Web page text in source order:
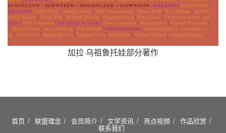
加拉·乌祖鲁托娃部分著作
首页 联盟理念 会员简介 文学资讯 亮点视频 作品欣赏
联系我们